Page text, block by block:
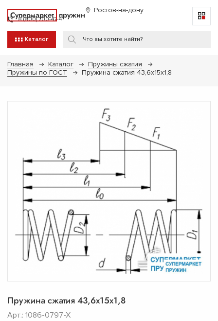
Супермаркет пружин Ростов-на-дону
8 (800) 700-47-41
Каталог
Главная Каталог
Пружины сжатия
Пружины по ГОСТ
Пружина сжатия 43,6х15х1,8
Пружина сжатия 43,6х15х1,8
Арт.: 1086-0797-Х